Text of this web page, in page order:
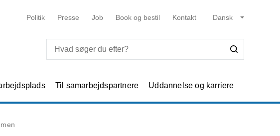
Politik Presse Job Book og bestil Kontakt
Til samarbejdspartnere Uddannelse og karriere